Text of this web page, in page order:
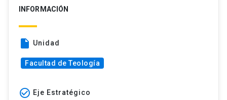
INFORMACIÓN
insert_drive_file Unidad
Facultad de Teología
check_circle_outline Eje Estratégico